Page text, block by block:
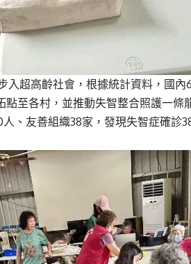
超高齡社會，根據統計資料，國內
點至各村，並推動失智整合照護一
、友善組織38家，發現失智症確診